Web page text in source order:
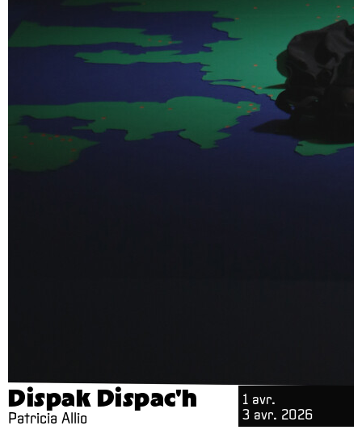
Dispak Dispac'h
Patricia Allio
1 avr.
3 avr. 2026